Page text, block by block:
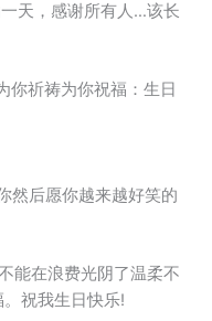
天，感谢所有人…该长
你祈祷为你祝福：生日
然后愿你越来越好笑的
能在浪费光阴了温柔不
祝我生日快乐!